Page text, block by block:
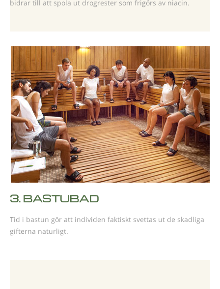
bidrar till att spola ut drogrester som frigörs av niacin.
3. BASTUBAD
Tid i bastun gör att individen faktiskt svettas ut de skadliga
gifterna naturligt.